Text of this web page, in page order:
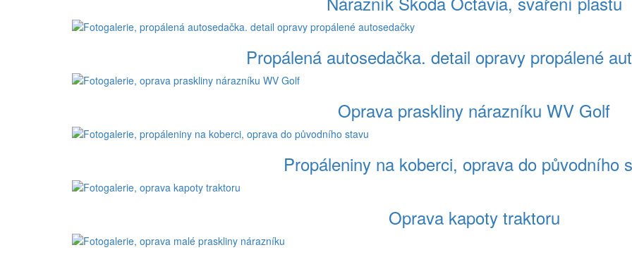
Propálená autosedačka. detail opravy propálené
Oprava praskliny nárazníku WV Golf
Propáleniny na koberci, oprava do původního
Oprava kapoty traktoru